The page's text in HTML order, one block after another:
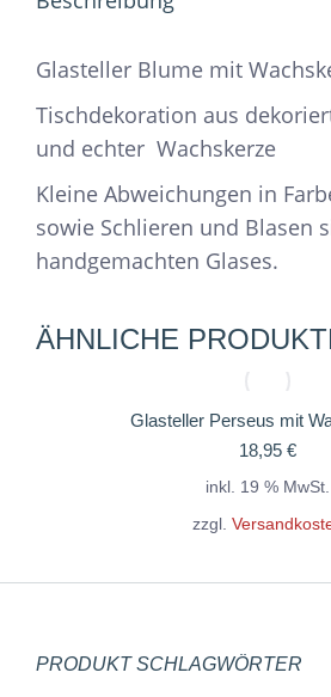
Glasteller Blume mit
Tischdekoration aus
und echter Wachskerze
Kleine Abweichungen in
sowie Schlieren und Blasen
handgemachten Glases.
ÄHNLICHE
Glasteller Perseus mit
18,95 €
inkl. 19 % MwSt.
zzgl.
PRODUKT SCHLAGWÖRTER